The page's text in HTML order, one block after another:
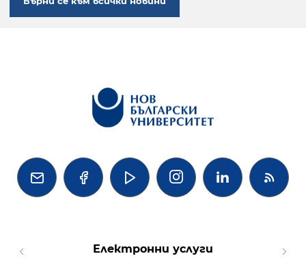
   
Електронни услуги